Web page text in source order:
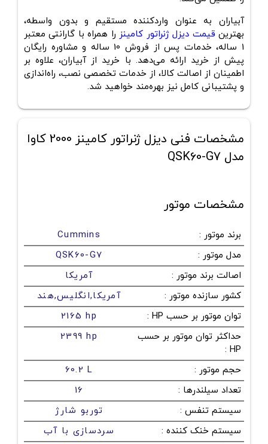
آبیاران به عنوان واردکننده مستقیم و بدون واسطه،
بهترین قیمت دیزل ژنراتور کامینز را همراه با گارانتی معتبر
1 ساله، خدمات پس از فروش 10 ساله و مشاوره رایگان
پیش از خرید ارائه می‌دهد. با خرید از آبیاران، علاوه بر
اطمینان از اصالت کالا، از خدمات تخصصی نصب، راه‌اندازی
و پشتیبانی کامل نیز بهره‌مند خواهید شد.
مشخصات فنی دیزل ژنراتور کامینز 2000 کاوا
مدل QSK60-G7
مشخصات موتور
برند موتور :
Cummins
مدل موتور :
QSK60-G7
اصالت برند موتور :
آمریکا
کشور سازنده موتور :
آمریکا,انگلیس,هند
توان موتور بر حسب HP
:
2165 hp
حداکثر توان موتور بر حسب
HP
:
2399 hp
حجم موتور :
60.2 L
تعداد سیلندرها :
16
سیستم تنفس :
توربو شارژ
سیستم خنک کننده :
سردسازی با آب